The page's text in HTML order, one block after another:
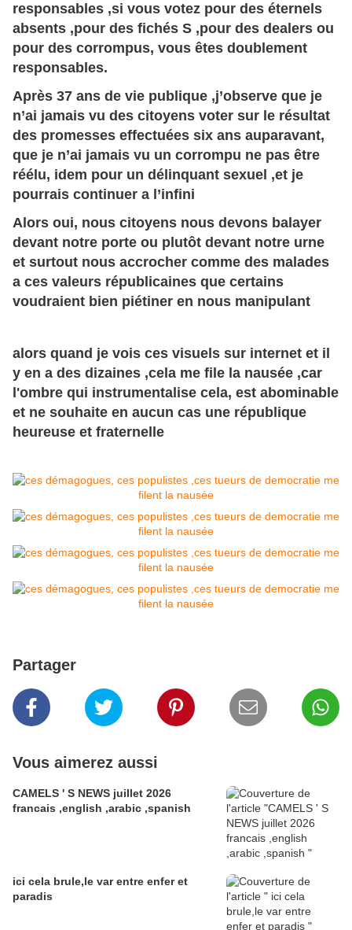
responsables ,si vous votez pour des éternels
absents ,pour des fichés S ,pour des dealers ou
pour des corrompus, vous êtes doublement
responsables.
Après 37 ans de vie publique ,j’observe que je
n’ai jamais vu des citoyens voter sur le résultat
des promesses effectuées six ans auparavant,
que je n’ai jamais vu un corrompu ne pas être
réélu, idem pour un délinquant sexuel ,et je
pourrais continuer a l’infini
Alors oui, nous citoyens nous devons balayer
devant notre porte ou plutôt devant notre urne
et surtout nous accrocher comme des malades
a ces valeurs républicaines que certains
voudraient bien piétiner en nous manipulant
alors quand je vois ces visuels sur internet et il
y en a des dizaines ,cela me file la nausée ,car
l'ombre qui instrumentalise cela, est abominable
et ne souhaite en aucun cas une république
heureuse et fraternelle
Partager
Vous aimerez aussi
CAMELS ' S NEWS juillet 2026
francais ,english ,arabic ,spanish
ici cela brule,le var entre enfer et
paradis